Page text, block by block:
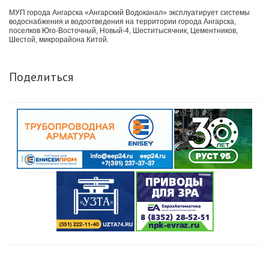
МУП города Ангарска «Ангарский Водоканал» эксплуатирует системы
водоснабжения и водоотведения на территории города Ангарска,
поселков Юго-Восточный, Новый-4, Шеститысячник, Цементников,
Шестой, микрорайона Китой.
Поделиться